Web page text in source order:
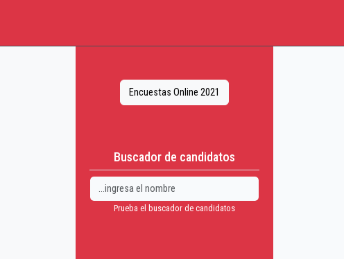
Encuestas Online 2021
Buscador de candidatos
Prueba el buscador de candidatos